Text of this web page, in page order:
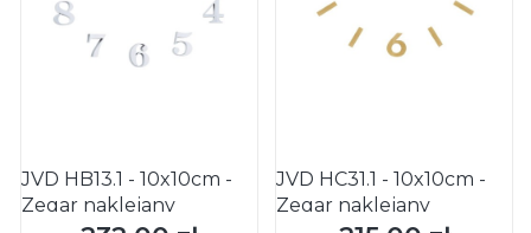
JVD HB13.1 - 10x10cm -
Zegar naklejany
JVD HC31.1 - 10x10cm -
Zegar naklejany